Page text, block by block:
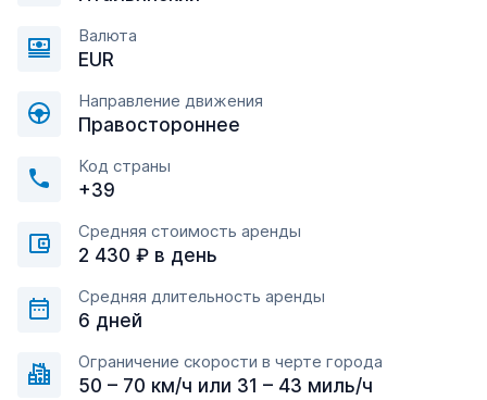
Валюта
EUR
Направление движения
Правостороннее
Код страны
+39
Средняя стоимость аренды
2 430 ₽ в день
Средняя длительность аренды
6 дней
Ограничение скорости в черте города
50 – 70 км/ч или 31 – 43 миль/ч